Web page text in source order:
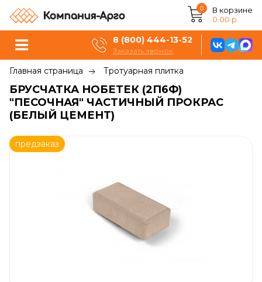
0
В корзине
0.00 р.
8 (800) 444-13-52
Заказать звонок
Главная страница Тротуарная плитка
БРУСЧАТКА НОБЕТЕК (2П6Ф)
"ПЕСОЧНАЯ" ЧАСТИЧНЫЙ ПРОКРАС
(БЕЛЫЙ ЦЕМЕНТ)
предзаказ